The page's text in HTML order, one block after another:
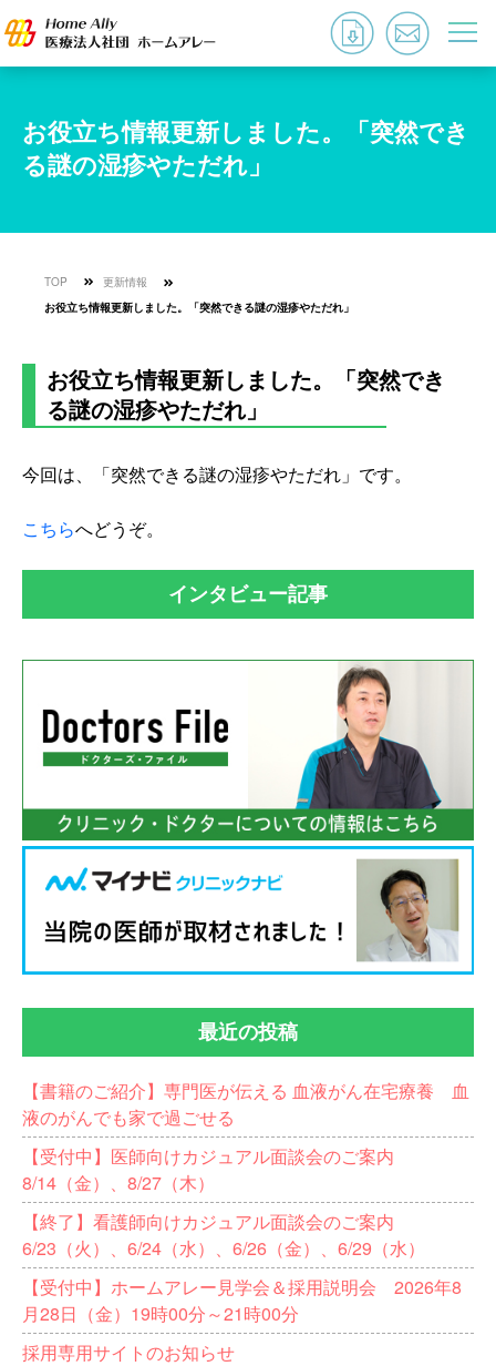
お役立ち情報更新しました。「突然でき
る謎の湿疹やただれ」
TOP 更新情報
お役立ち情報更新しました。「突然できる謎の湿疹やただれ」
お役立ち情報更新しました。「突然でき
る謎の湿疹やただれ」
今回は、「突然できる謎の湿疹やただれ」です。
こちらへどうぞ。
インタビュー記事
最近の投稿
【書籍のご紹介】専門医が伝える 血液がん在宅療養 血
液のがんでも家で過ごせる
【受付中】医師向けカジュアル面談会のご案内
8/14（金）、8/27（木）
【終了】看護師向けカジュアル面談会のご案内
6/23（火）、6/24（水）、6/26（金）、6/29（水）
【受付中】ホームアレー見学会＆採用説明会 2026年8
月28日（金）19時00分～21時00分
採用専用サイトのお知らせ